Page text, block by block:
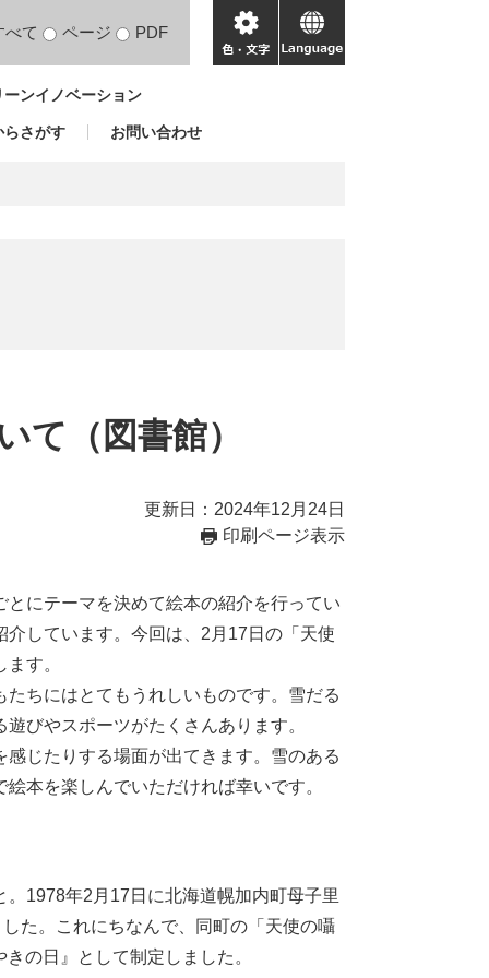
べて ページ PDF
色・
文
language
ンイノベーション
らさがす お問い合わせ
て（図書館）
更新日：2024年12月24日
印刷ページ表示
にテーマを決めて絵本の紹介を行ってい
しています。今回は、2月17日の「天使
す。
ちにはとてもうれしいものです。雪だる
びやスポーツがたくさんあります。
じたりする場面が出てきます。雪のある
本を楽しんでいただければ幸いです。
1978年2月17日に北海道幌加内町母子里
た。これにちなんで、同町の「天使の囁
の日』として制定しました。